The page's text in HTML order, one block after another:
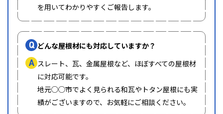
を用いてわかりやすくご報告します。
Q どんな屋根材にも対応していますか？
A スレート、瓦、金属屋根など、ほぼすべての屋根材
に対応可能です。
地元◯◯市でよく見られる和瓦やトタン屋根にも実
績がございますので、お気軽にご相談ください。